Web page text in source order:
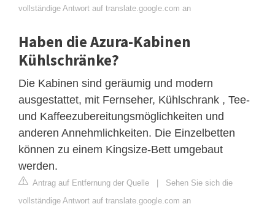
vollständige Antwort auf translate.google.com an
Haben die Azura-Kabinen
Kühlschränke?
Die Kabinen sind geräumig und modern
ausgestattet, mit Fernseher, Kühlschrank , Tee-
und Kaffeezubereitungsmöglichkeiten und
anderen Annehmlichkeiten. Die Einzelbetten
können zu einem Kingsize-Bett umgebaut
werden.
Antrag auf Entfernung der Quelle | Sehen Sie sich die
vollständige Antwort auf translate.google.com an